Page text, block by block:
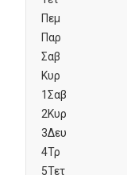
Πεμ
Παρ
Σαβ
Κυρ
1Σαβ
2Κυρ
3Δευ
4Τρ
5Τετ